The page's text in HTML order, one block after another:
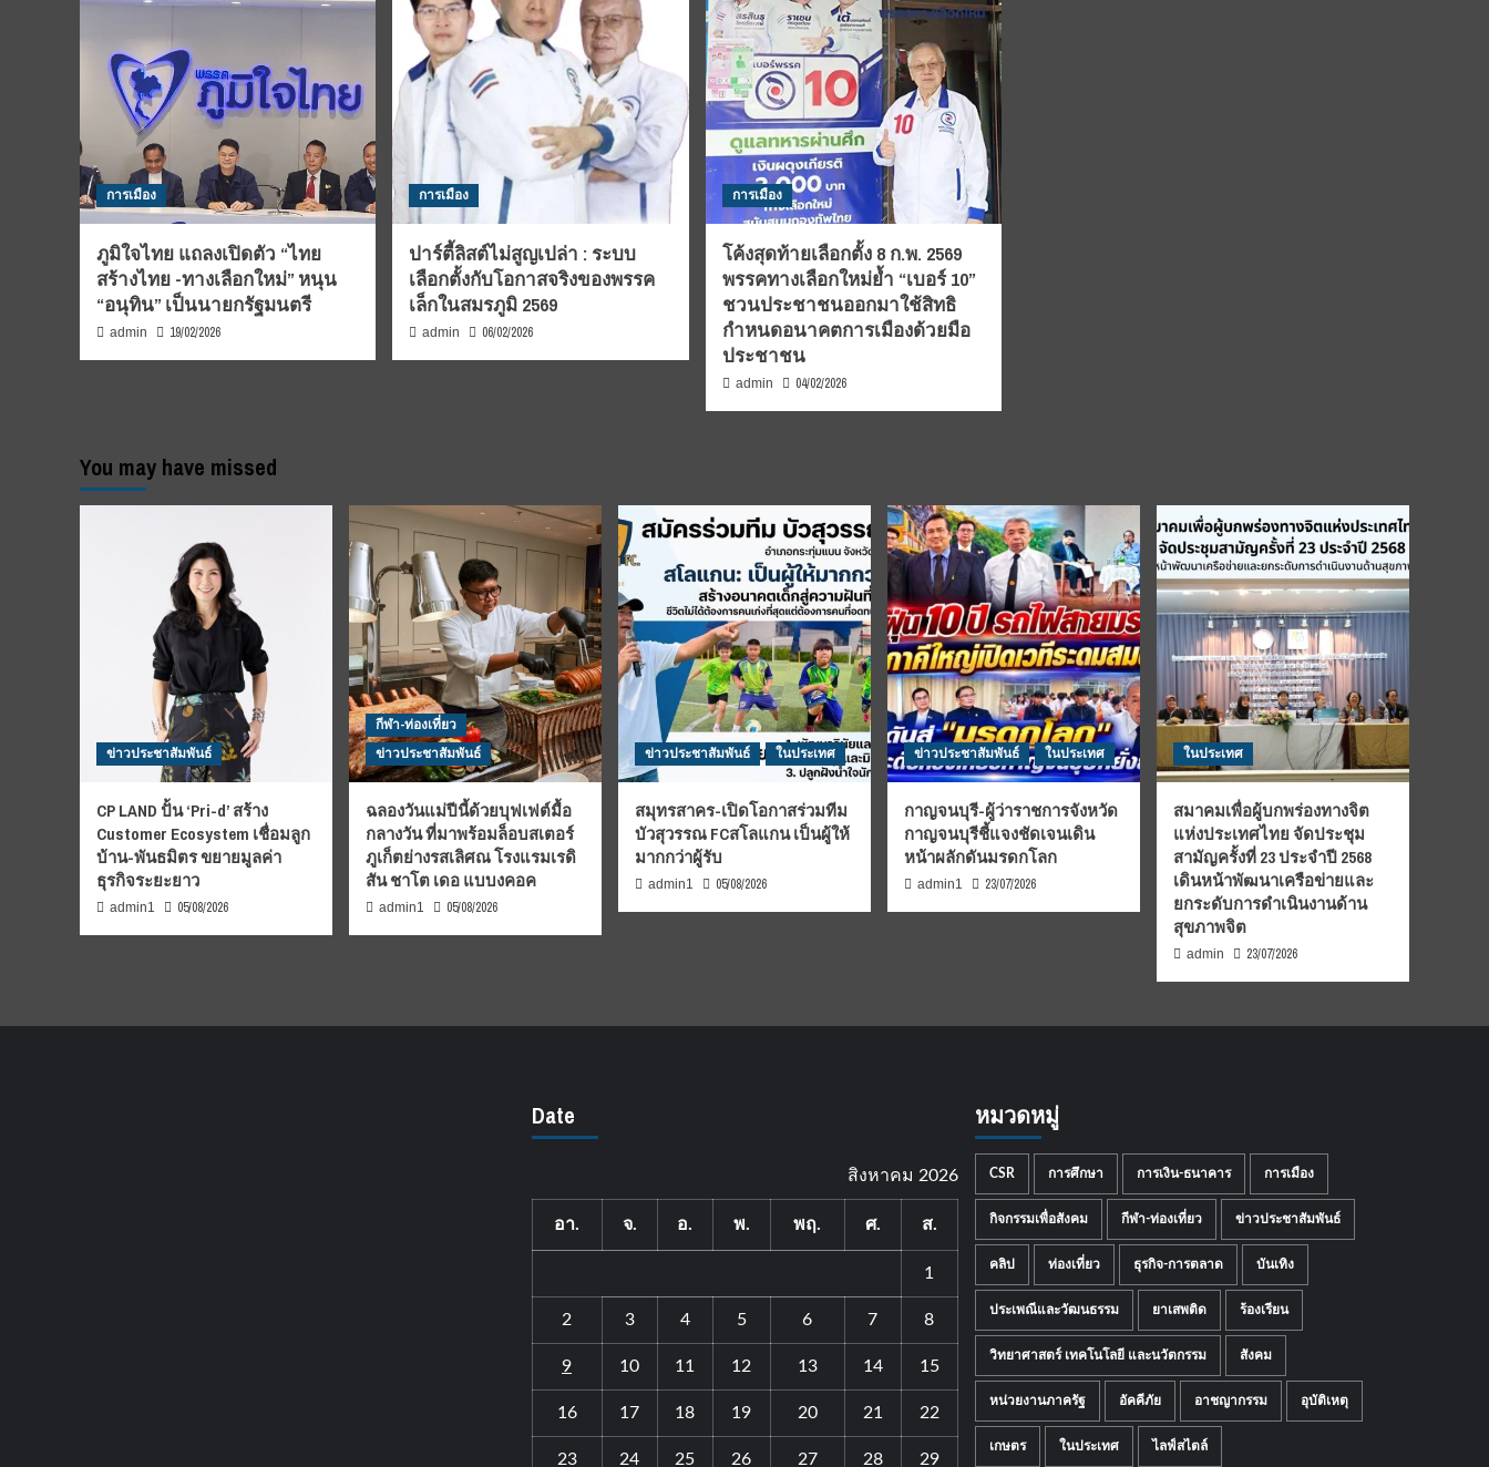
การเมือง
ภูมิใจไทย แถลงเปิดตัว “ไทย
สร้างไทย -ทางเลือกใหม่” หนุน
“อนุทิน” เป็นนายกรัฐมนตรี
admin 19/02/2026
การเมือง
ปาร์ตี้ลิสต์ไม่สูญเปล่า : ระบบ
เลือกตั้งกับโอกาสจริงของพรรค
เล็กในสมรภูมิ 2569
admin 06/02/2026
การเมือง
โค้งสุดท้ายเลือกตั้ง 8 ก.พ. 2569
พรรคทางเลือกใหม่ย้ำ “เบอร์ 10”
ชวนประชาชนออกมาใช้สิทธิ
กำหนดอนาคตการเมืองด้วยมือ
ประชาชน
admin 04/02/2026
You may have missed
ข่าวประชาสัมพันธ์
CP LAND ปั้น ‘Pri-d’ สร้าง
Customer Ecosystem เชื่อมลูก
บ้าน-พันธมิตร ขยายมูลค่า
ธุรกิจระยะยาว
admin1 05/08/2026
กีฬา-ท่องเที่ยว
ข่าวประชาสัมพันธ์
ฉลองวันแม่ปีนี้ด้วยบุฟเฟต์มื้อ
กลางวัน ที่มาพร้อมล็อบสเตอร์
ภูเก็ตย่างรสเลิศณ โรงแรมเรดิ
สัน ชาโต เดอ แบบงคอค
admin1 05/08/2026
ข่าวประชาสัมพันธ์ ในประเทศ
สมุทรสาคร-เปิดโอกาสร่วมทีม
บัวสุวรรณ FCสโลแกน เป็นผู้ให้
มากกว่าผู้รับ
admin1 05/08/2026
ข่าวประชาสัมพันธ์ ในประเทศ
กาญจนบุรี-ผู้ว่าราชการจังหวัด
กาญจนบุรีชี้แจงชัดเจนเดิน
หน้าผลักดันมรดกโลก
admin1 23/07/2026
ในประเทศ
สมาคมเพื่อผู้บกพร่องทางจิต
แห่งประเทศไทย จัดประชุม
สามัญครั้งที่ 23 ประจำปี 2568
เดินหน้าพัฒนาเครือข่ายและ
ยกระดับการดำเนินงานด้าน
สุขภาพจิต
admin 23/07/2026
Date
สิงหาคม 2026
อา. จ. อ. พ. พฤ. ศ. ส.
1
2 3 4 5 6 7 8
9 10 11 12 13 14 15
16 17 18 19 20 21 22
23 24 25 26 27 28 29
หมวดหมู่
CSR การศึกษา การเงิน-ธนาคาร การเมือง
กิจกรรมเพื่อสังคม กีฬา-ท่องเที่ยว ข่าวประชาสัมพันธ์
คลิป ท่องเที่ยว ธุรกิจ-การตลาด บันเทิง
ประเพณีและวัฒนธรรม ยาเสพติด ร้องเรียน
วิทยาศาสตร์ เทคโนโลยี และนวัตกรรม สังคม
หน่วยงานภาครัฐ อัคคีภัย อาชญากรรม อุบัติเหตุ
เกษตร ในประเทศ ไลฟ์สไตล์